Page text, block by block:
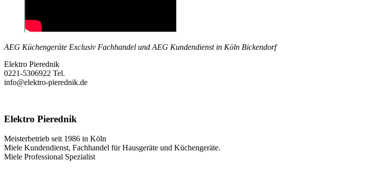
AEG Küchengeräte Exclusiv Fachhandel und AEG Kundendienst in Köln Bickendorf
Elektro Pierednik
0221-5306922 Tel.
info@elektro-pierednik.de
Elektro Pierednik
Meisterbetrieb seit 1986 in Köln
Miele Kundendienst, Fachhandel für Hausgeräte und Küchengeräte.
Miele Professional Spezialist